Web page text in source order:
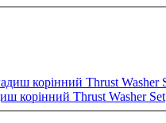
корінний Thrust Washer Set